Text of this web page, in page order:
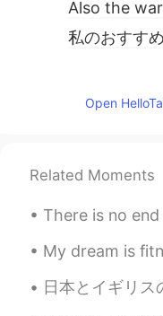
Also the
私のおすす
そして、小
convenience
チップスを
If you buy
to add
Open
Related Moments
There is no end to education. It is
My dream is fitness! Achieve your
日本とイギリスの間には多くの類似点があると思います